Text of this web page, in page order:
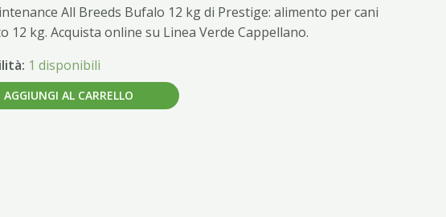
All Breeds Bufalo 12 kg di Prestige: alimento per cani
12 kg. Acquista online su Linea Verde Cappellano.
1 disponibili
AGGIUNGI AL CARRELLO